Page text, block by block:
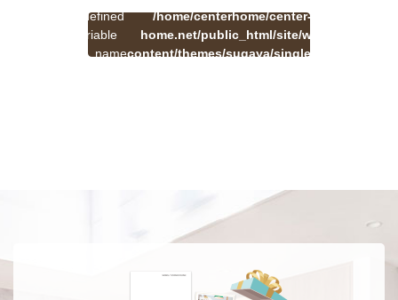
Undefined
variable
$cat_name
/home/centerhome/center-
home.net/public_html/site/wp-
content/themes/sugaya/single.php